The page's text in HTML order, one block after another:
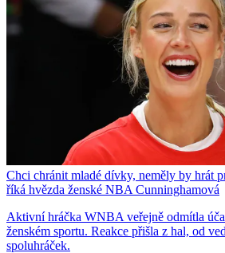
Chci chránit mladé dívky, neměly by hrát
říká hvězda ženské NBA Cunninghamová
Aktivní hráčka WNBA veřejně odmítla
ženském sportu. Reakce přišla z hal, od
spoluhráček.